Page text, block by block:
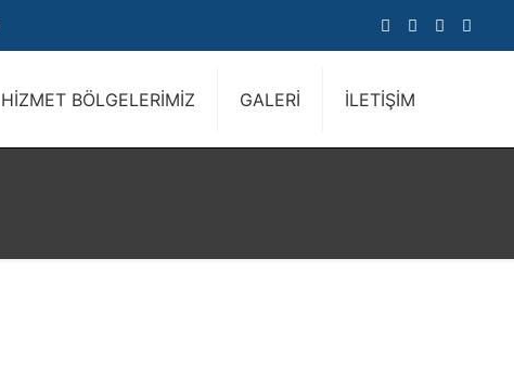
HİZMET BÖLGELERİMİZ GALERİ İLETİŞİM